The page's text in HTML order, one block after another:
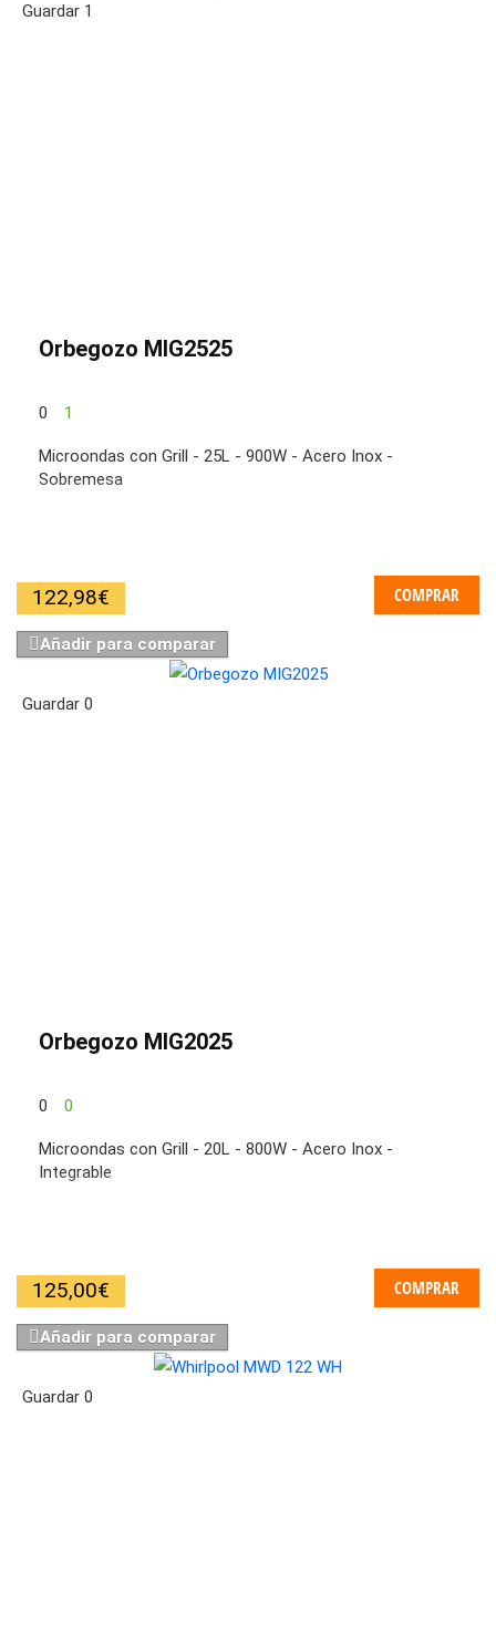
Guardar 1
Orbegozo MIG2525
0 1
Microondas con Grill - 25L - 900W - Acero Inox -
Sobremesa
122,98€ COMPRAR
Añadir para comparar
Guardar 0
Orbegozo MIG2025
0 0
Microondas con Grill - 20L - 800W - Acero Inox -
Integrable
125,00€ COMPRAR
Añadir para comparar
Guardar 0